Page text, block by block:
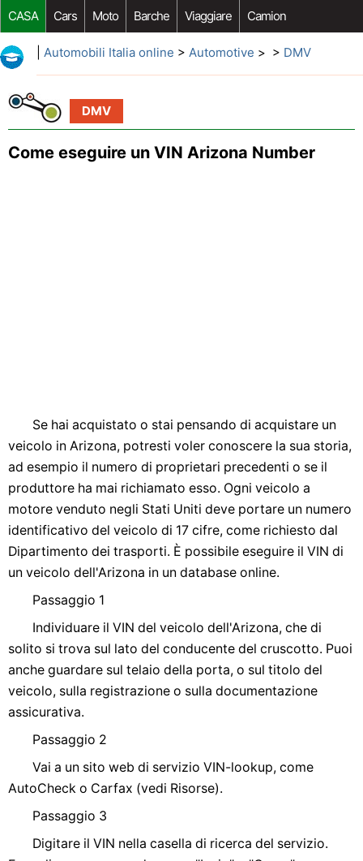
CASA Cars Moto Barche Viaggiare Camion
Riparazione Auto Acquisto Auto Car Opzioni Aftermarket
Automobili Italia online > Automotive > > DMV
DMV
Come eseguire un VIN Arizona Number
Se hai acquistato o stai pensando di acquistare un
veicolo in Arizona, potresti voler conoscere la sua storia,
ad esempio il numero di proprietari precedenti o se il
produttore ha mai richiamato esso. Ogni veicolo a
motore venduto negli Stati Uniti deve portare un numero
identificativo del veicolo di 17 cifre, come richiesto dal
Dipartimento dei trasporti. È possibile eseguire il VIN di
un veicolo dell'Arizona in un database online.
Passaggio 1
Individuare il VIN del veicolo dell'Arizona, che di
solito si trova sul lato del conducente del cruscotto. Puoi
anche guardare sul telaio della porta, o sul titolo del
veicolo, sulla registrazione o sulla documentazione
assicurativa.
Passaggio 2
Vai a un sito web di servizio VIN-lookup, come
AutoCheck o Carfax (vedi Risorse).
Passaggio 3
Digitare il VIN nella casella di ricerca del servizio.